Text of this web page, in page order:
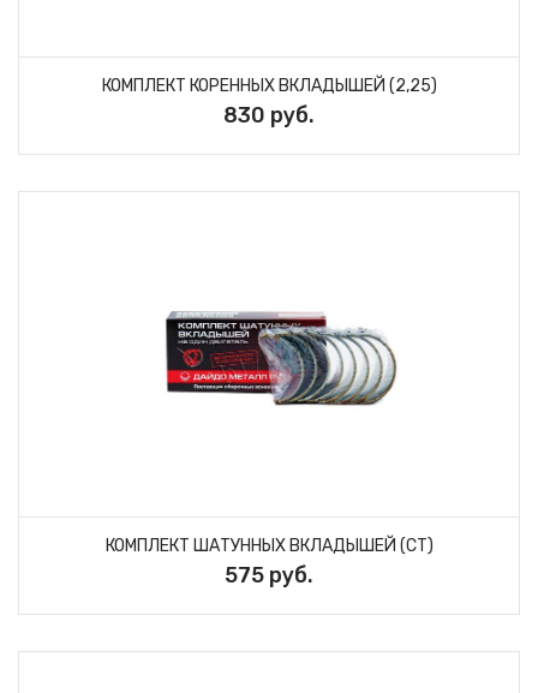
КОМПЛЕКТ КОРЕННЫХ ВКЛАДЫШЕЙ (2,25)
830 руб.
КОМПЛЕКТ ШАТУННЫХ ВКЛАДЫШЕЙ (СТ)
575 руб.